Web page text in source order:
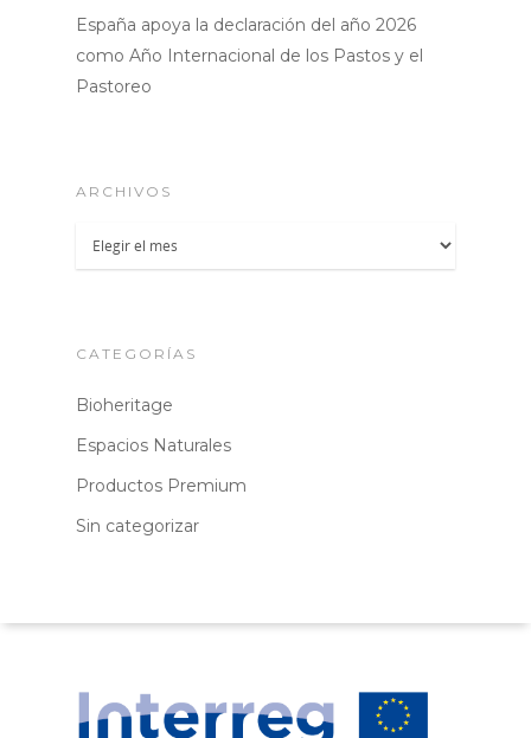
España apoya la declaración del año 2026
como Año Internacional de los Pastos y el
Pastoreo
ARCHIVOS
Archivos
CATEGORÍAS
Bioheritage
Espacios Naturales
Productos Premium
Sin categorizar